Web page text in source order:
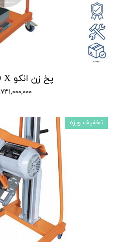
پخ زن انکو NKO UZ50 X
۱,۷۳۱,۰۰۰,۰۰۰
تخفیف ویژه